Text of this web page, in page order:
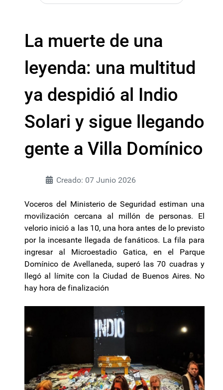
La muerte de una
leyenda: una multitud
ya despidió al Indio
Solari y sigue llegando
gente a Villa Domínico
Creado: 07 Junio 2026
Voceros del Ministerio de Seguridad estiman una
movilización cercana al millón de personas. El
velorio inició a las 10, una hora antes de lo previsto
por la incesante llegada de fanáticos. La fila para
ingresar al Microestadio Gatica, en el Parque
Domínico de Avellaneda, superó las 70 cuadras y
llegó al límite con la Ciudad de Buenos Aires. No
hay hora de finalización